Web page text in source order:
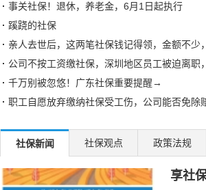
事关社保！退休，养老金，6月1日起执行
蹊跷的社保
亲人去世后，这两笔社保钱记得领，金额不少
公司不按工资缴社保，深圳地区员工被迫离职
千万别被忽悠！广东社保重要提醒→
职工自愿放弃缴纳社保受工伤，公司能否免除
湘粤两省社保互联互通，首个案例成功办理
邯郸临漳开展社保政策宣传帮办系列活动
泸州江阳区社保局：延伸服务触角 传递社保温
社保新闻 社保观点 政策法规
享社